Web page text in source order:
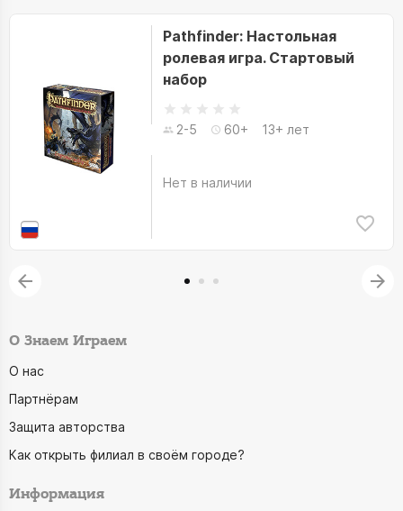
Pathfinder: Настольная
ролевая игра. Стартовый
набор
2-5 60+ 13+ лет
Нет в наличии
О Знаем Играем
О нас
Партнёрам
Защита авторства
Как открыть филиал в своём городе?
Информация